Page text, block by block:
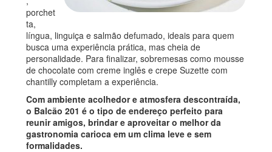
porchet
ta,
língua, linguiça e salmão defumado, ideais para quem
busca uma experiência prática, mas cheia de
personalidade. Para finalizar, sobremesas como mousse
de chocolate com creme inglês e crepe Suzette com
chantilly completam a experiência.
Com ambiente acolhedor e atmosfera descontraída,
o Balcão 201 é o tipo de endereço perfeito para
reunir amigos, brindar e aproveitar o melhor da
gastronomia carioca em um clima leve e sem
formalidades.